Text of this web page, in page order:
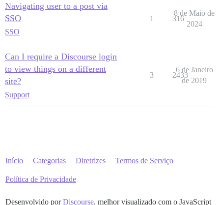
Navigating user to a post via
SSO
SSO
1 316
8 de Maio de
2024
Can I require a Discourse login
to view things on a different
site?
Support
3 2433
6 de Janeiro
de 2019
Início Categorias Diretrizes Termos de Serviço
Política de Privacidade
Desenvolvido porDiscourse, melhor visualizado com o JavaScript